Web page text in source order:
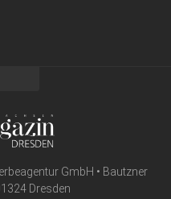
GmbH • Bautzner
Dresden